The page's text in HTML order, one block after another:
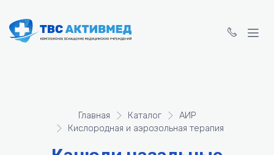
Главная Каталог
АИP
Кислородная и аэрозольная терапия